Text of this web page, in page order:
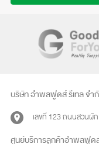
บริษัท อำพลฟูดส์ รีเทล จำ
เลขที่ 123 ถนนสวนผั
ศูนย์บริการลูกค้าอำพลฟูด